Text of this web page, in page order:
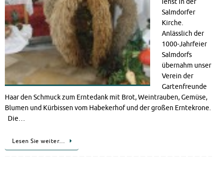
Salmdorfer
Kirche.
Anlässlich der
1000-Jahrfeier
Salmdorfs
übernahm unser
Verein der
Gartenfreunde
Haar den Schmuck zum Erntedank mit Brot, Weintrauben, Gemüse,
Blumen und Kürbissen vom Habekerhof und der großen Erntekrone.
Die…
Lesen Sie weiter…